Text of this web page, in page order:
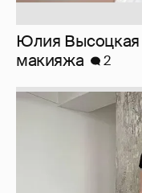
Юлия
макияжа
2